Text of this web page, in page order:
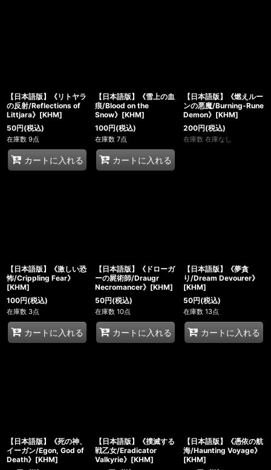
【日本語版】《リトヤラ
の反射/Reflections of
Littjara》[KHM]
50円(税込)
在庫数 9点
カートに入れる
【日本語版】《雪上の血
痕/Blood on the
Snow》[KHM]
100円(税込)
在庫数 7点
カートに入れる
【日本語版】《燃えルー
ンの悪魔/Burning-Rune
Demon》[KHM]
200円(税込)
在庫数 在庫なし
【日本語版】《激しい恐
怖/Crippling Fear》
[KHM]
100円(税込)
在庫数 3点
カートに入れる
【日本語版】《ドローガ
ーの屍術師/Draugr
Necromancer》[KHM]
50円(税込)
在庫数 10点
カートに入れる
【日本語版】《夢貪
り/Dream Devourer》
[KHM]
50円(税込)
在庫数 13点
カートに入れる
【日本語版】《死の神、
イーガン/Egon, God of
Death》[KHM]
【日本語版】《撲滅する
戦乙女/Eradicator
Valkyrie》[KHM]
【日本語版】《憑依の航
海/Haunting Voyage》
[KHM]